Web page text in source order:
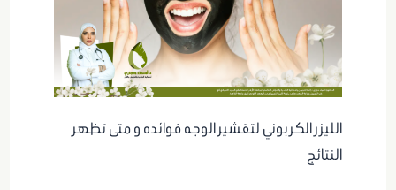
الليزر الكربوني لتقشير الوجه فوائده و متى تظهر
النتائج